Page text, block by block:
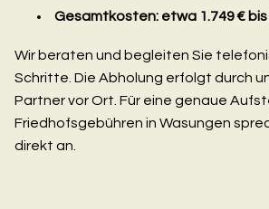
Gesamtkosten: etwa 1.749 € bis
Wir beraten und begleiten Sie
Schritte. Die Abholung erfolgt durch
Partner vor Ort. Für eine genaue
Friedhofsgebühren in Wasungen
direkt an.